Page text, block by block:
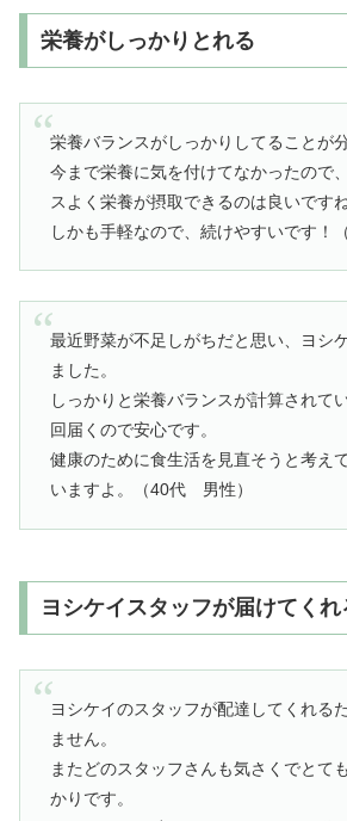
栄養がしっかりとれる
栄養バランスがしっかりしてることが
今まで栄養に気を付けてなかったので
スよく栄養が摂取できるのは良いですね
しかも手軽なので、続けやすいです！
最近野菜が不足しがちだと思い、ヨシ
ました。
しっかりと栄養バランスが計算されて
回届くので安心です。
健康のために食生活を見直そうと考え
いますよ。（40代 男性）
ヨシケイスタッフが届けてくれ
ヨシケイのスタッフが配達してくれる
ません。
またどのスタッフさんも気さくでとて
かりです。